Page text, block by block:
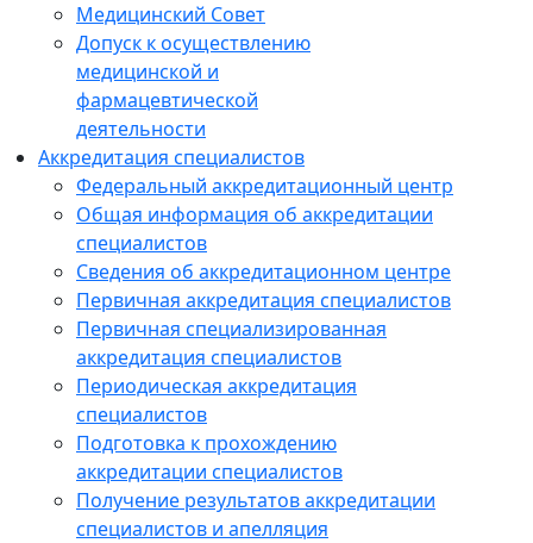
Медицинский Совет
Допуск к осуществлению
медицинской и
фармацевтической
деятельности
Аккредитация специалистов
Федеральный аккредитационный центр
Общая информация об аккредитации
специалистов
Сведения об аккредитационном центре
Первичная аккредитация специалистов
Первичная специализированная
аккредитация специалистов
Периодическая аккредитация
специалистов
Подготовка к прохождению
аккредитации специалистов
Получение результатов аккредитации
специалистов и апелляция